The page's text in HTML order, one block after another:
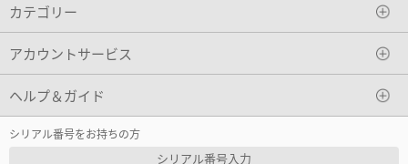
カテゴリー
アカウントサービス
ヘルプ＆ガイド
シリアル番号をお持ちの方
シリアル番号入力